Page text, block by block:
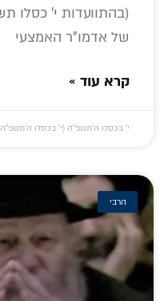
(בהתוועדות י' כסלו
של אדמו"ר האמצעי
קרא עוד »
י׳ בכסלו ה׳תשפ״ה (י׳ בכסלו ה׳תשפ״ה
הרבי